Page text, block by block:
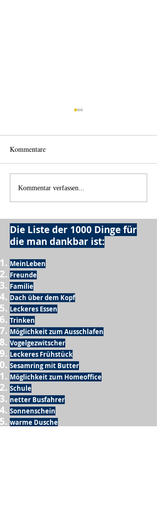
Einen Berg abtragen
Kommentare
Kommentar verfassen...
Die Liste der 1000 Dinge für
die man dankbar ist:
MeinLeben
Freunde
Familie
Dach über dem Kopf
Leckeres Essen
Trinken
Möglichkeit zum Ausschlafen
Vogelgezwitscher
Leckeres Frühstück
Sesamring mit Butter
Möglichkeit zum Homeoffice
Schule
netter Busfahrer
Sonnenschein
warme Dusche